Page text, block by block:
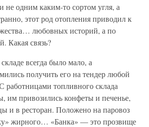
не одним каким-то сортом угля, а
этот род отопления приводил к
любовных историй, а по
Какая связь?
всегда было мало, а
получить его на тендер любой
работницами топливного склада
им привозились конфеты и печенье,
и в ресторан. Положено на паровоз
жирного… «Банка» — это прозвище